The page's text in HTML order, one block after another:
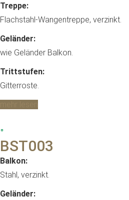
Treppe:
Flachstahl-Wangentreppe, verzinkt.
Geländer:
wie Geländer Balkon.
Trittstufen:
Gitterroste.
BST003
Balkon:
Stahl, verzinkt.
Geländer: